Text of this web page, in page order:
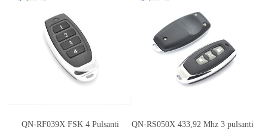
QN-RF039X FSK 4 Pulsanti
QN-RS050X 433,92 Mhz 3 pulsanti